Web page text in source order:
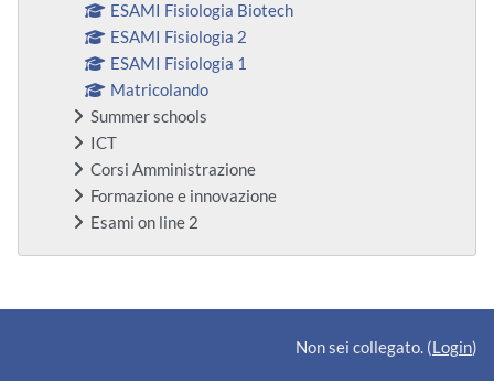
ESAMI Fisiologia Biotech
ESAMI Fisiologia 2
ESAMI Fisiologia 1
Matricolando
Summer schools
ICT
Corsi Amministrazione
Formazione e innovazione
Esami on line 2
Blocchi supplementari
Non sei collegato. (Login)